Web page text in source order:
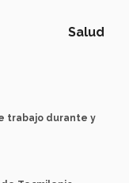
Salud
trabajo durante y